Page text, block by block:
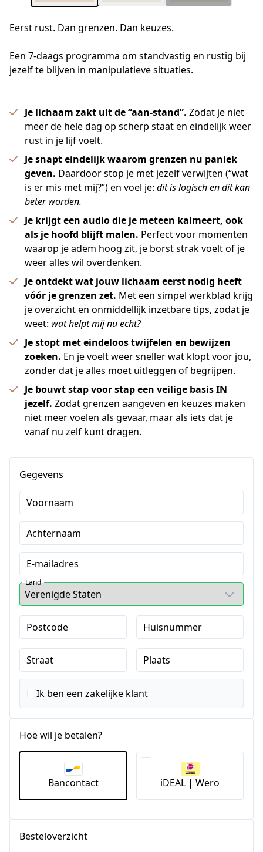
Eerst rust. Dan grenzen. Dan keuzes.
Een 7-daags programma om standvastig en rustig bij
jezelf te blijven in manipulatieve situaties.
Je lichaam zakt uit de “aan-stand”. Zodat je niet
meer de hele dag op scherp staat en eindelijk weer
rust in je lijf voelt.
Je snapt eindelijk waarom grenzen nu paniek
geven. Daardoor stop je met jezelf verwijten (“wat
is er mis met mij?”) en voel je: dit is logisch en dit kan
beter worden.
Je krijgt een audio die je meteen kalmeert, ook
als je hoofd blijft malen. Perfect voor momenten
waarop je adem hoog zit, je borst strak voelt of je
weer alles wil overdenken.
Je ontdekt wat jouw lichaam eerst nodig heeft
vóór je grenzen zet. Met een simpel werkblad krijg
je overzicht en onmiddellijk inzetbare tips, zodat je
weet: wat helpt mij nu echt?
Je stopt met eindeloos twijfelen en bewijzen
zoeken. En je voelt weer sneller wat klopt voor jou,
zonder dat je alles moet uitleggen of begrijpen.
Je bouwt stap voor stap een veilige basis IN
jezelf. Zodat grenzen aangeven en keuzes maken
niet meer voelen als gevaar, maar als iets dat je
vanaf nu zelf kunt dragen.
Gegevens
Voornaam
Achternaam
E-mailadres
Land
Postcode Huisnummer
Straat Plaats
Ik ben een zakelijke klant
Hoe wil je betalen?
Bancontact iDEAL | Wero
Besteloverzicht